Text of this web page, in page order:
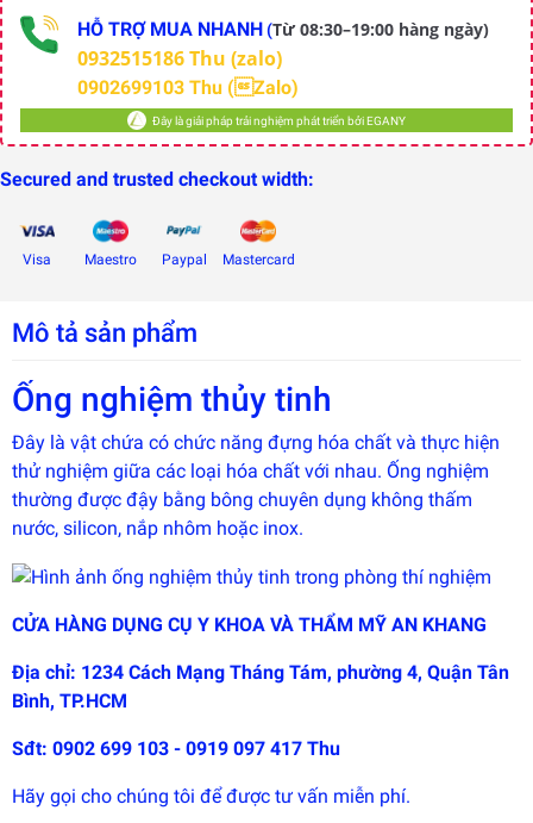
HỖ TRỢ MUA NHANH(Từ 08:30–19:00 hàng ngày)
0932515186 Thu (zalo)
0902699103 Thu (Zalo)
Đây là giải pháp trải nghiệm phát triển bởi EGANY
Secured and trusted checkout width:
Visa Maestro Paypal Mastercard
Mô tả sản phẩm
Ống nghiệm thủy tinh
Đây là vật chứa có chức năng đựng hóa chất và thực hiện
thử nghiệm giữa các loại hóa chất với nhau. Ống nghiệm
thường được đậy bằng bông chuyên dụng không thấm
nước, silicon, nắp nhôm hoặc inox.
CỬA HÀNG DỤNG CỤ Y KHOA VÀ THẨM MỸ AN KHANG
Địa chỉ: 1234 Cách Mạng Tháng Tám, phường 4, Quận Tân
Bình, TP.HCM
Sđt: 0902 699 103 - 0919 097 417 Thu
Hãy gọi cho chúng tôi để được tư vấn miễn phí.
giải
nghiệm